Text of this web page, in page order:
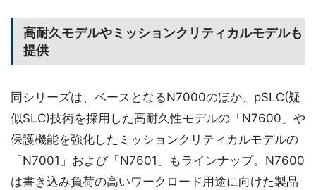
高耐久モデルやミッションクリティカルモデルも
提供
同シリーズは、ベースとなるN7000のほか、pSLC(疑
似SLC)技術を採用した高耐久性モデルの「N7600」や
保護機能を強化したミッションクリティカルモデルの
「N7001」および「N7601」もラインナップ。N7600
は書き込み負荷の高いワークロード用途に向けた製品